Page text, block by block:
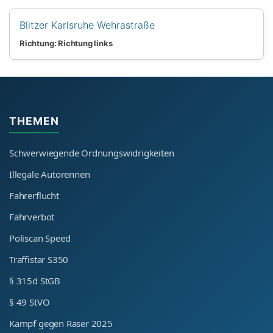
Blitzer Karlsruhe Wehrastraße
Richtung: Richtung links
THEMEN
Schwerwiegende Ordnungswidrigkeiten
Illegale Autorennen
Fahrerflucht
Fahrverbot
Poliscan Speed
Traffistar S350
§ 315d StGB
§ 49 StVO
Kampf gegen Raser 2025